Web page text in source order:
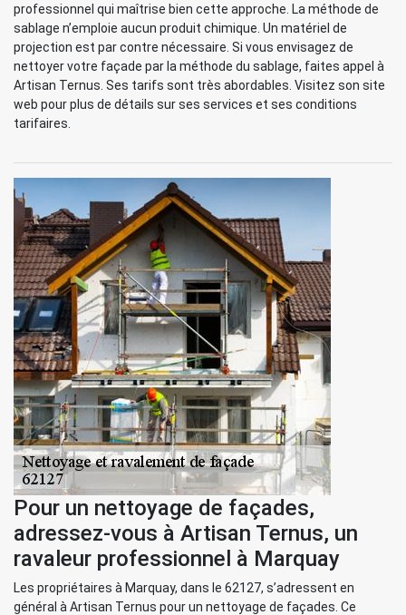
professionnel qui maîtrise bien cette approche. La méthode de
sablage n’emploie aucun produit chimique. Un matériel de
projection est par contre nécessaire. Si vous envisagez de
nettoyer votre façade par la méthode du sablage, faites appel à
Artisan Ternus. Ses tarifs sont très abordables. Visitez son site
web pour plus de détails sur ses services et ses conditions
tarifaires.
Pour un nettoyage de façades,
adressez-vous à Artisan Ternus, un
ravaleur professionnel à Marquay
Les propriétaires à Marquay, dans le 62127, s’adressent en
général à Artisan Ternus pour un nettoyage de façades. Ce